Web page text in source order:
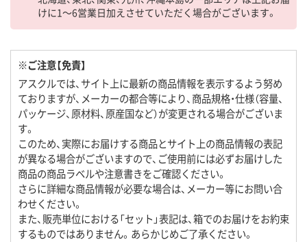
けに1～6営業日加えさせていただく場合がございます。
※ご注意【免責】
アスクルでは、サイト上に最新の商品情報を表示するよう努め
ておりますが、メーカーの都合等により、商品規格・仕様（容量、
パッケージ、原材料、原産国など）が変更される場合がございま
す。
このため、実際にお届けする商品とサイト上の商品情報の表記
が異なる場合がございますので、ご使用前には必ずお届けした
商品の商品ラベルや注意書きをご確認ください。
さらに詳細な商品情報が必要な場合は、メーカー等にお問い合
わせください。
また、販売単位における「セット」表記は、箱でのお届けをお約束
するものではありません。あらかじめご了承ください。